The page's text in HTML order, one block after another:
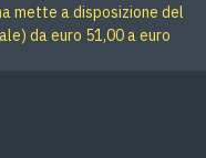
mette a disposizione del
da euro 51,00 a euro